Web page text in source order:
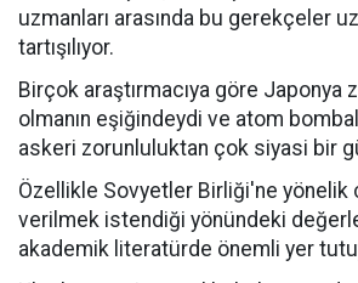
uzmanları arasında bu gerekçeler
tartışılıyor.
Birçok araştırmacıya göre Japonya
olmanın eşiğindeydi ve atom
askeri zorunluluktan çok siyasi bir
Özellikle Sovyetler Birliği'ne yönelik
verilmek istendiği yönündeki
akademik literatürde önemli yer